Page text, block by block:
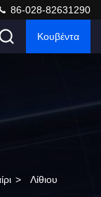
86-028-82631290
Κουβέντα
> Λίθιου